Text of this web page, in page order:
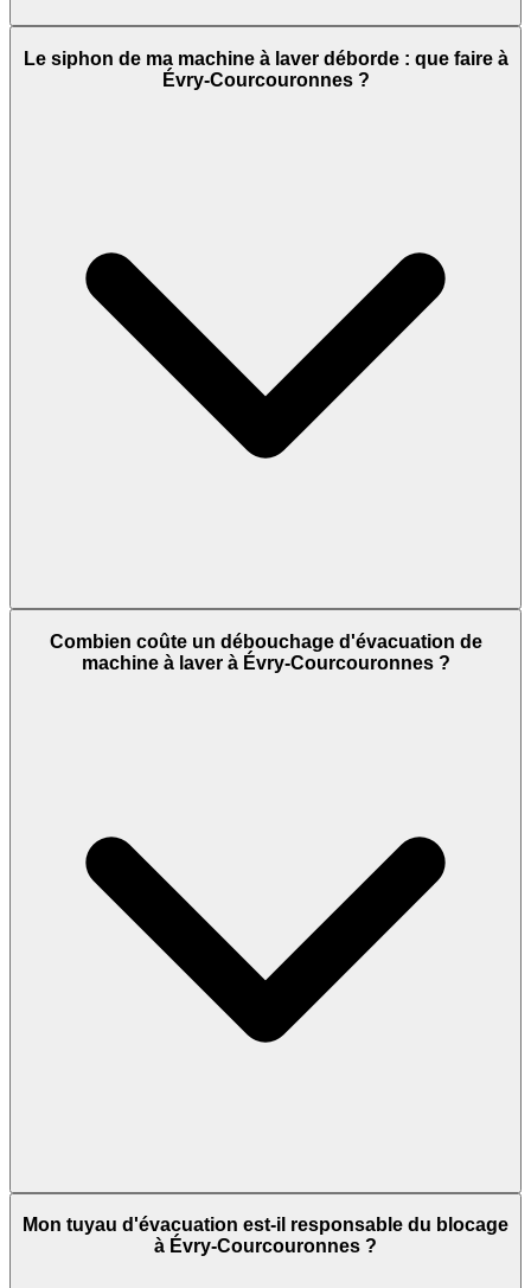
Le siphon de ma machine à laver déborde : que faire à
Évry-Courcouronnes ?
Combien coûte un débouchage d'évacuation de
machine à laver à Évry-Courcouronnes ?
Mon tuyau d'évacuation est-il responsable du blocage
à Évry-Courcouronnes ?